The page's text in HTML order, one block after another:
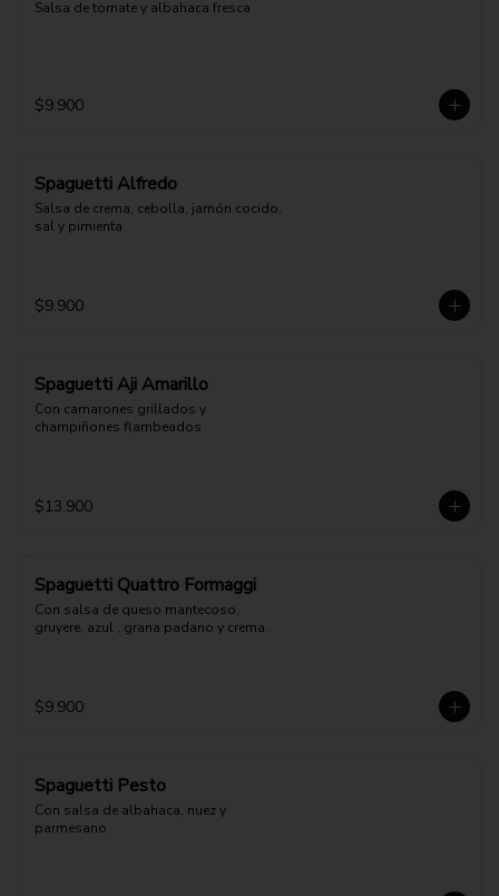
Salsa de tomate y albahaca fresca
$9.900
Spaguetti Alfredo
Salsa de crema, cebolla, jamón cocido,
sal y pimienta
$9.900
Spaguetti Aji Amarillo
Con camarones grillados y
champiñones flambeados
$13.900
Spaguetti Quattro Formaggi
Con salsa de queso mantecoso,
gruyere, azul , grana padano y crema.
$9.900
Spaguetti Pesto
Con salsa de albahaca, nuez y
parmesano